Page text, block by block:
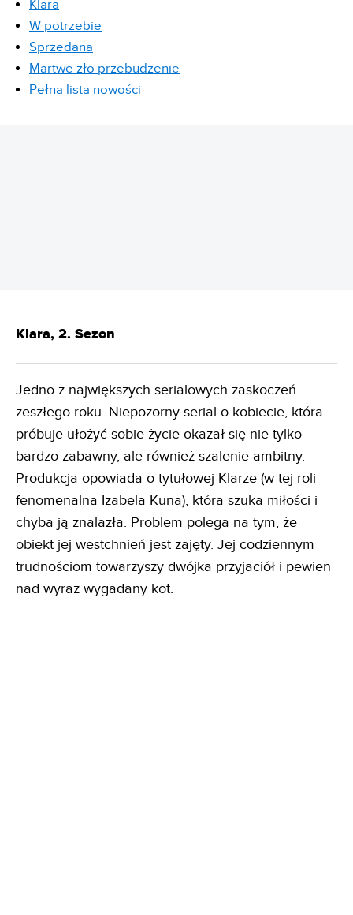
Klara
W potrzebie
Sprzedana
Martwe zło przebudzenie
Pełna lista nowości
Klara, 2. Sezon
Jedno z największych serialowych zaskoczeń
zeszłego roku. Niepozorny serial o kobiecie, która
próbuje ułożyć sobie życie okazał się nie tylko
bardzo zabawny, ale również szalenie ambitny.
Produkcja opowiada o tytułowej Klarze (w tej roli
fenomenalna Izabela Kuna), która szuka miłości i
chyba ją znalazła. Problem polega na tym, że
obiekt jej westchnień jest zajęty. Jej codziennym
trudnościom towarzyszy dwójka przyjaciół i pewien
nad wyraz wygadany kot.